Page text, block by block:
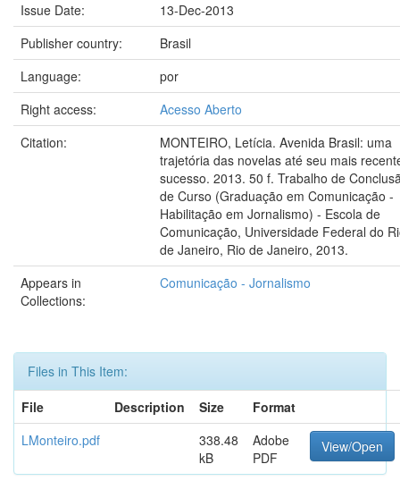
Issue Date:
13-Dec-2013
Publisher country:
Brasil
Language:
por
Right access:
Acesso Aberto
Citation:
MONTEIRO, Letícia. Avenida Brasil: uma
trajetória das novelas até seu mais
sucesso. 2013. 50 f. Trabalho de
de Curso (Graduação em Comunicação -
Habilitação em Jornalismo) - Escola de
Comunicação, Universidade Federal do
de Janeiro, Rio de Janeiro, 2013.
Appears in
Collections:
Comunicação - Jornalismo
Files in This Item:
File
Description Size
Format
LMonteiro.pdf
338.48
kB
Adobe
PDF
View/Open